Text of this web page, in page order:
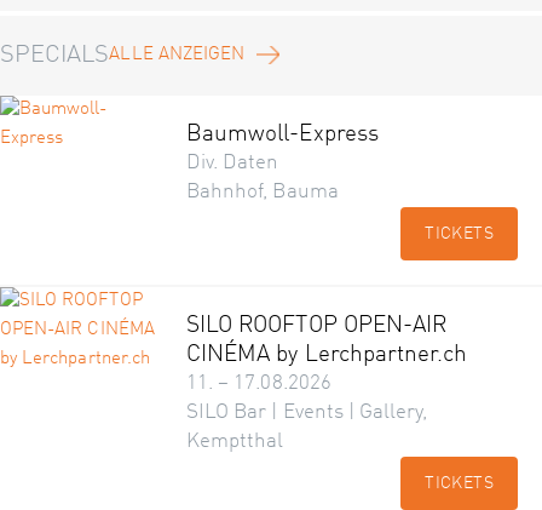
SPECIALSALLE ANZEIGEN
Baumwoll-Express
Div. Daten
Bahnhof, Bauma
TICKETS
SILO ROOFTOP OPEN-AIR
CINÉMA by Lerchpartner.ch
11. – 17.08.2026
SILO Bar | Events | Gallery,
Kemptthal
TICKETS